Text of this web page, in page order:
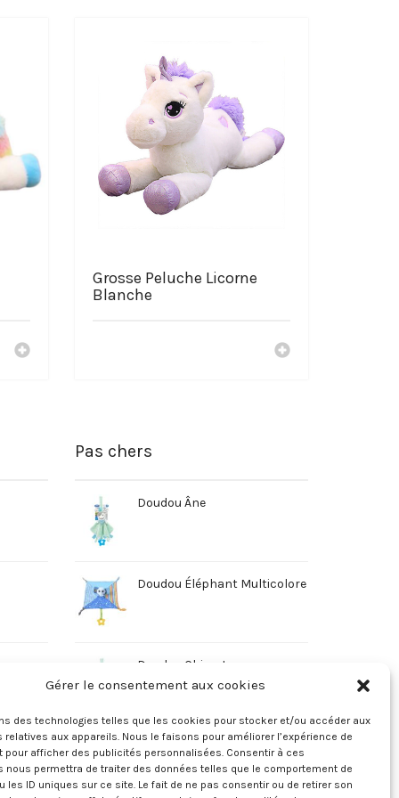
Gérer le consentement aux cookies
des technologies telles que les cookies pour stocker et/ou accéder aux
aux appareils. Nous le faisons pour améliorer l’expérience de
pour afficher des publicités personnalisées. Consentir à ces
nous permettra de traiter des données telles que le comportement de
les ID uniques sur ce site. Le fait de ne pas consentir ou de retirer son
Grosse Peluche Licorne
Blanche
Pas chers
Doudou Âne
Doudou Éléphant Multicolore
Doudou Chien Jaune